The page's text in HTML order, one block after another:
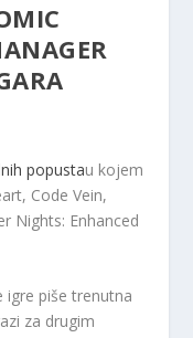
popustau kojem
Code Vein,
Nights: Enhanced
igre piše trenutna
za drugim